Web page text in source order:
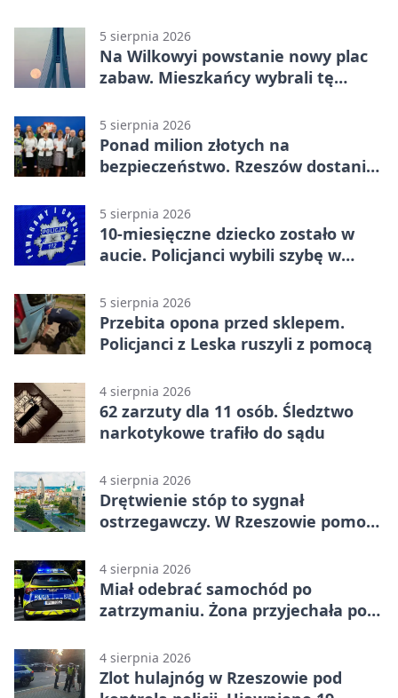
5 sierpnia 2026
Na Wilkowyi powstanie nowy plac
zabaw. Mieszkańcy wybrali tę
5 sierpnia 2026
Ponad milion złotych na
bezpieczeństwo. Rzeszów dostanie
5 sierpnia 2026
10-miesięczne dziecko zostało w
aucie. Policjanci wybili szybę w
5 sierpnia 2026
Przebita opona przed sklepem.
Policjanci z Leska ruszyli z pomocą
4 sierpnia 2026
62 zarzuty dla 11 osób. Śledztwo
narkotykowe trafiło do sądu
4 sierpnia 2026
Drętwienie stóp to sygnał
ostrzegawczy. W Rzeszowie pomoże
4 sierpnia 2026
Miał odebrać samochód po
zatrzymaniu. Żona przyjechała po
4 sierpnia 2026
Zlot hulajnóg w Rzeszowie pod